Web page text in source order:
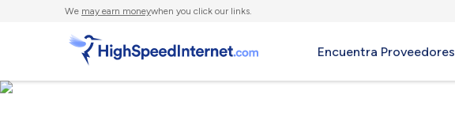
We may earn moneywhen you click our links.
Encuentra Proveedores